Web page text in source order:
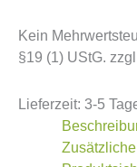
Kein
§19 (1) UStG.
Lieferzeit: 3-5